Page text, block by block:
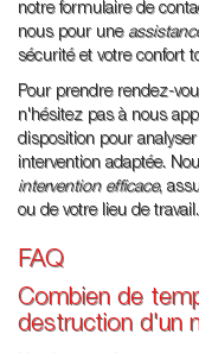
notre formulaire de
nous pour une
sécurité et votre confort
Pour prendre rendez-
n'hésitez pas à nous
disposition pour
intervention adaptée.
intervention efficace,
ou de votre lieu de travail.
FAQ
Combien de
destruction d'un